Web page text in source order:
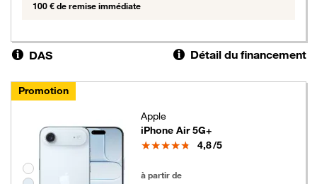
100 € de remise immédiate
DAS Détail du financement
Promotion
Groupe de couleurs disponibles non sélectionnables
Apple
iPhone Air 5G+
Note
4,8/5
à partir de